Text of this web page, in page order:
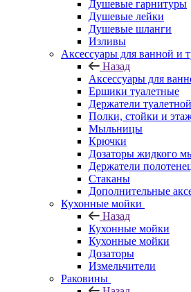
Душевые гарнитуры
Душевые лейки
Душевые шланги
Изливы
Аксессуары для ванной и
Назад
Аксессуары для
Ершики туалетные
Держатели
Полки, стойки и
Мыльницы
Крючки
Дозаторы жидкого
Держатели
Стаканы
Дополнительные
Кухонные мойки
Назад
Кухонные мойки
Кухонные мойки
Дозаторы
Измельчители
Раковины